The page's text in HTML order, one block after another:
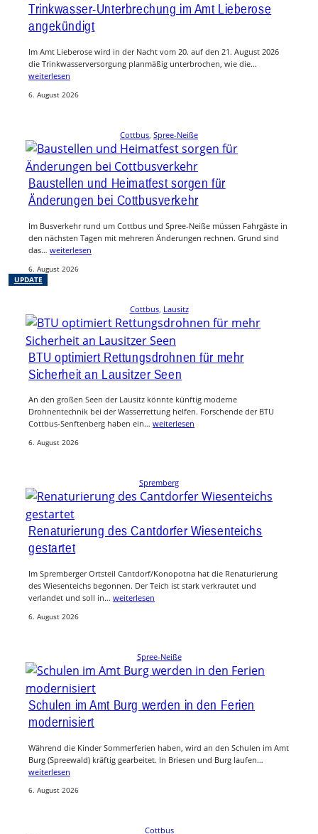
Trinkwasser-Unterbrechung im Amt Lieberose
angekündigt
Im Amt Lieberose wird in der Nacht vom 20. auf den 21. August 2026
die Trinkwasserversorgung planmäßig unterbrochen, wie die…
weiterlesen
6. August 2026
Cottbus, Spree-Neiße
UPDATE
Baustellen und Heimatfest sorgen für
Änderungen bei Cottbusverkehr
Im Busverkehr rund um Cottbus und Spree-Neiße müssen Fahrgäste in
den nächsten Tagen mit mehreren Änderungen rechnen. Grund sind
das… weiterlesen
6. August 2026
Cottbus, Lausitz
BTU optimiert Rettungsdrohnen für mehr
Sicherheit an Lausitzer Seen
An den großen Seen der Lausitz könnte künftig moderne
Drohnentechnik bei der Wasserrettung helfen. Forschende der BTU
Cottbus-Senftenberg haben ein… weiterlesen
6. August 2026
Spremberg
Renaturierung des Cantdorfer Wiesenteichs
gestartet
Im Spremberger Ortsteil Cantdorf/Konopotna hat die Renaturierung
des Wiesenteichs begonnen. Der Teich ist stark verkrautet und
verlandet und soll in… weiterlesen
6. August 2026
Spree-Neiße
Schulen im Amt Burg werden in den Ferien
modernisiert
Während die Kinder Sommerferien haben, wird an den Schulen im Amt
Burg (Spreewald) kräftig gearbeitet. In Briesen und Burg laufen…
weiterlesen
6. August 2026
Cottbus